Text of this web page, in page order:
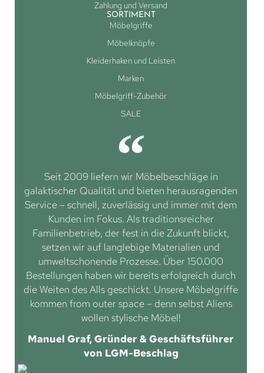
Zahlung und Versand
SORTIMENT
Möbelgriffe
Möbelknöpfe
Kleiderhaken und Leisten
Marken
Möbelgriff-Zubehör
SALE
Seit 2009 liefern wir Möbelbeschläge in
galaktischer Qualität und bieten herausragenden
Service – schnell, zuverlässig und immer mit dem
Kunden im Fokus. Als traditionsreicher
Familienbetrieb, der fest in die Zukunft blickt,
setzen wir auf langlebige Materialien und
umweltschonende Prozesse. Über 150.000
Bestellungen haben wir bereits erfolgreich durch
die Weiten des Alls geschickt. Unsere Möbelgriffe
kommen from outer space – denn selbst Aliens
wollen stylische Möbel!
Manuel Graf, Gründer & Geschäftsführer
von LGM-Beschlag